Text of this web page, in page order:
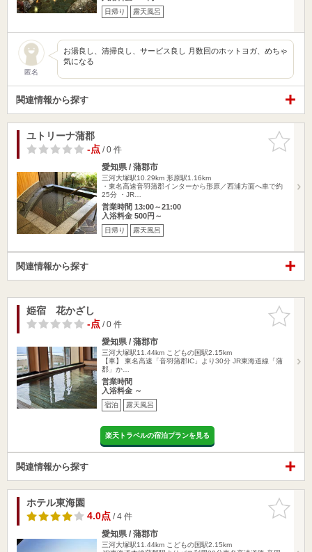
日帰り 露天風呂
匿名
お湯良し、清掃良し、サービス良し 月数回のホットヨガ、めちゃ
気になる
関連情報から探す
お気に入
りに追加
ユトリーナ蒲郡
-点/ 0 件
愛知県 / 蒲郡市
三河大塚駅10.29km 形原駅1.16km
・東名高速音羽蒲郡インターから形原／西浦方面へ車で約
25分 ・JR…
営業時間 13:00～21:00
入浴料金 500円～
日帰り 露天風呂
関連情報から探す
お気に入
りに追加
姫宿 花かざし
-点/ 0 件
愛知県 / 蒲郡市
三河大塚駅11.44km こどもの国駅2.15km
【車】 東名高速「音羽蒲郡IC」より30分 JR東海道線「蒲
郡」か…
営業時間
入浴料金 ～
宿泊 露天風呂
楽天トラベルの宿泊プランを見る
関連情報から探す
お気に入
りに追加
ホテル東海園
4.0点/ 4 件
愛知県 / 蒲郡市
三河大塚駅11.44km こどもの国駅2.15km